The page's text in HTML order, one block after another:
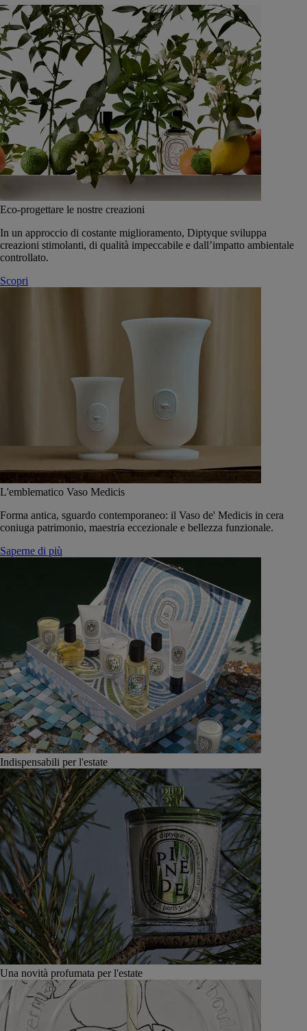
Eco-progettare le nostre creazioni
In un approccio di costante miglioramento, Diptyque sviluppa
creazioni stimolanti, di qualità impeccabile e dall’impatto ambientale
controllato.
Scopri
L'emblematico Vaso Medicis
Forma antica, sguardo contemporaneo: il Vaso de' Medicis in cera
coniuga patrimonio, maestria eccezionale e bellezza funzionale.
Saperne di più
Indispensabili per l'estate
Una novità profumata per l'estate